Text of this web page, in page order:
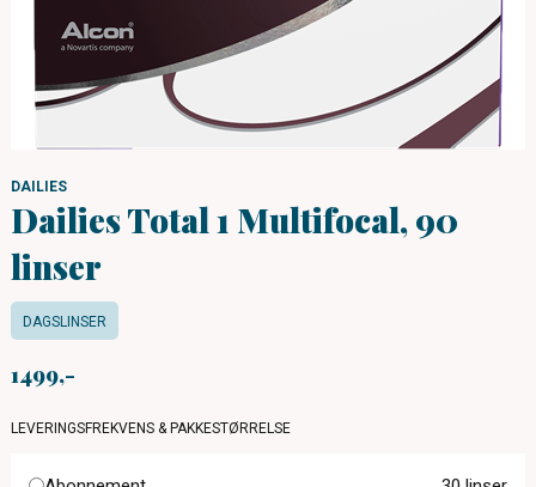
DAILIES
Dailies Total 1 Multifocal, 90
linser
DAGSLINSER
1499
LEVERINGSFREKVENS & PAKKESTØRRELSE